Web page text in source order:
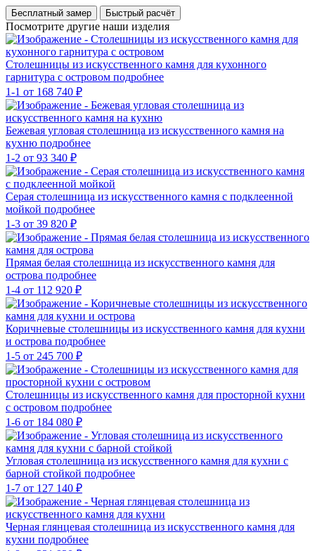
Бесплатный замер Быстрый расчёт
Посмотрите другие наши изделия
Столешницы из искусственного камня для кухонного
гарнитура с островом подробнее
1-1 от 168 740 ₽
Бежевая угловая столешница из искусственного камня на
кухню подробнее
1-2 от 93 340 ₽
Серая столешница из искусственного камня с подклеенной
мойкой подробнее
1-3 от 39 820 ₽
Прямая белая столешница из искусственного камня для
острова подробнее
1-4 от 112 920 ₽
Коричневые столешницы из искусственного камня для кухни
и острова подробнее
1-5 от 245 700 ₽
Столешницы из искусственного камня для просторной кухни
с островом подробнее
1-6 от 184 080 ₽
Угловая столешница из искусственного камня для кухни с
барной стойкой подробнее
1-7 от 127 140 ₽
Черная глянцевая столешница из искусственного камня для
кухни подробнее